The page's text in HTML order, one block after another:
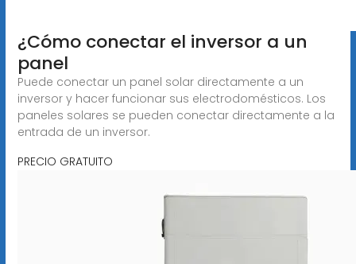
¿Cómo conectar el inversor a un
panel
Puede conectar un panel solar directamente a un
inversor y hacer funcionar sus electrodomésticos. Los
paneles solares se pueden conectar directamente a la
entrada de un inversor.
PRECIO GRATUITO